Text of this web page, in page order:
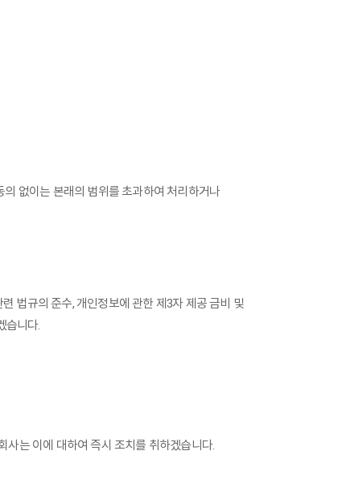
없이는 본래의 범위를 초과하여 처리하거나
법규의 준수, 개인정보에 관한 제3자 제공 금비 및
습니다.
사는 이에 대하여 즉시 조치를 취하겠습니다.